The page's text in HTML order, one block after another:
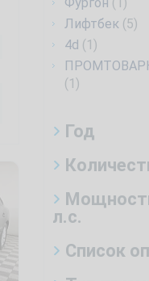
Лифтбек (5)
4d (1)
(1)
Год
л.с.
Список